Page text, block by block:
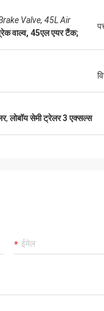
Valve, 45L Air
वाल्व, 45एल एयर टैंक;
,लोबॉय सेमी ट्रेलर 3 एक्सल्स